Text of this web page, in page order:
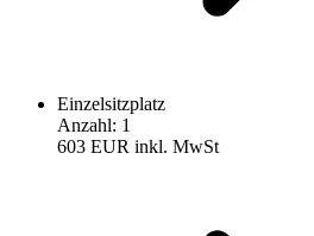
Einzelsitzplatz
Anzahl: 1
603 EUR inkl. MwSt